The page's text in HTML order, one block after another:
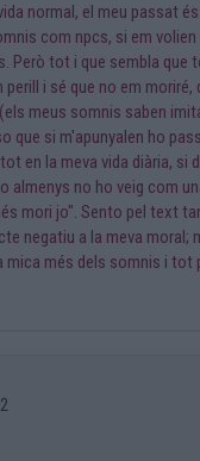
normal, el meu passat
com npcs, si em
Però tot i que sembla
perill i sé que no em
meus somnis saben
que si m'apunyalen ho
en la meva vida diària, si
almenys no ho veig com
mori jo". Sento pel text
negatiu a la meva
mica més dels somnis i